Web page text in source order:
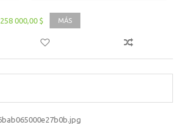
258 000,00 $ MÁS